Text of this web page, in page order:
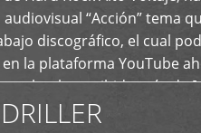
“Acción” tema
discográfico, el cual
la plataforma YouTube
ya ha recibido más de